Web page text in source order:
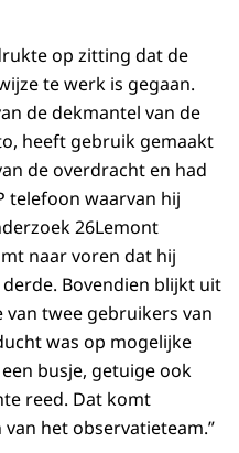
op zitting dat de
te werk is gegaan.
de dekmantel van de
heeft gebruik gemaakt
de overdracht en had
telefoon waarvan hij
26Lemont
naar voren dat hij
Bovendien blijkt uit
twee gebruikers van
was op mogelijke
busje, getuige ook
reed. Dat komt
het observatieteam.”